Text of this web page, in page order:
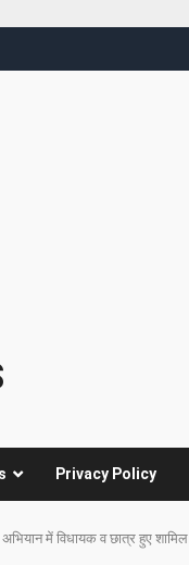
Privacy Policy
अभियान में विधायक व छात्र हुए शामिल